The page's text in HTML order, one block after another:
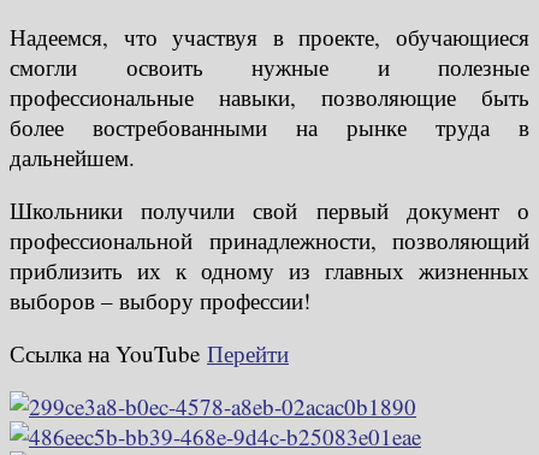
Надеемся, что участвуя в проекте, обучающиеся
смогли освоить нужные и полезные
профессиональные навыки, позволяющие быть
более востребованными на рынке труда в
дальнейшем.
Школьники получили свой первый документ о
профессиональной принадлежности, позволяющий
приблизить их к одному из главных жизненных
выборов – выбору профессии!
Ссылка на YouTube Перейти